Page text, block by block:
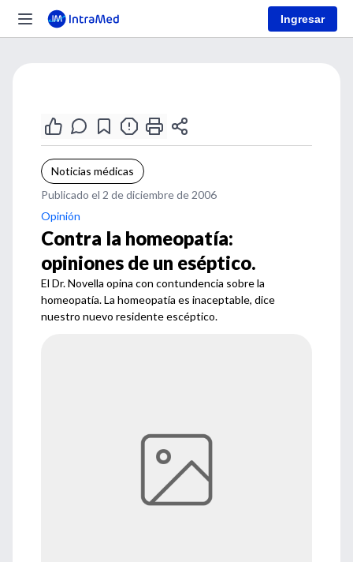
Ingresar
Noticias médicas
Publicado el 2 de diciembre de 2006
Opinión
Contra la homeopatía:
opiniones de un eséptico.
El Dr. Novella opina con contundencia sobre la
homeopatía. La homeopatía es inaceptable, dice
nuestro nuevo residente escéptico.